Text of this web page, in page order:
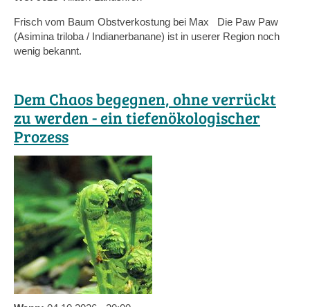
Frisch vom Baum Obstverkostung bei Max Die Paw Paw
(Asimina triloba / Indianerbanane) ist in userer Region noch
wenig bekannt.
Dem Chaos begegnen, ohne verrückt
zu werden - ein tiefenökologischer
Prozess